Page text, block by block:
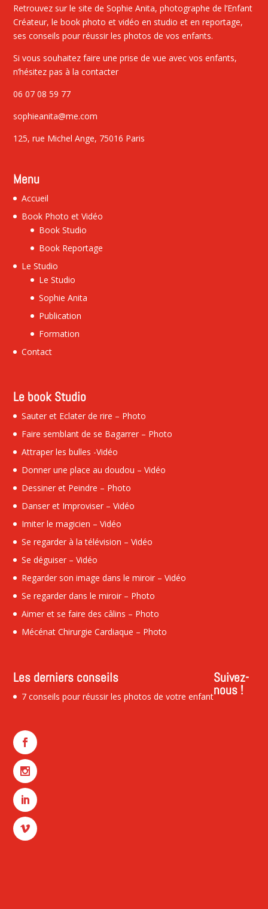
Retrouvez sur le site de Sophie Anita, photographe de l’Enfant
Créateur, le book photo et vidéo en studio et en reportage,
ses conseils pour réussir les photos de vos enfants.
Si vous souhaitez faire une prise de vue avec vos enfants,
n’hésitez pas à la contacter
06 07 08 59 77
sophieanita@me.com
125, rue Michel Ange, 75016 Paris
Menu
Accueil
Book Photo et Vidéo
Book Studio
Book Reportage
Le Studio
Le Studio
Sophie Anita
Publication
Formation
Contact
Le book Studio
Sauter et Eclater de rire – Photo
Faire semblant de se Bagarrer – Photo
Attraper les bulles -Vidéo
Donner une place au doudou – Vidéo
Dessiner et Peindre – Photo
Danser et Improviser – Vidéo
Imiter le magicien – Vidéo
Se regarder à la télévision – Vidéo
Se déguiser – Vidéo
Regarder son image dans le miroir – Vidéo
Se regarder dans le miroir – Photo
Aimer et se faire des câlins – Photo
Mécénat Chirurgie Cardiaque – Photo
Les derniers conseils
7 conseils pour réussir les photos de votre enfant
Suivez-
nous !